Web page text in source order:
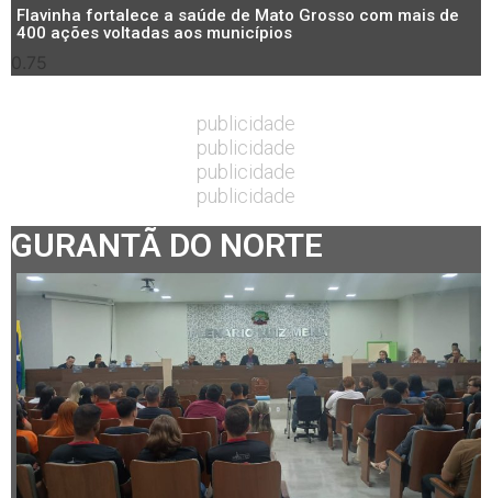
Flavinha fortalece a saúde de Mato Grosso com mais de
400 ações voltadas aos municípios
publicidade
publicidade
publicidade
publicidade
GURANTÃ DO NORTE